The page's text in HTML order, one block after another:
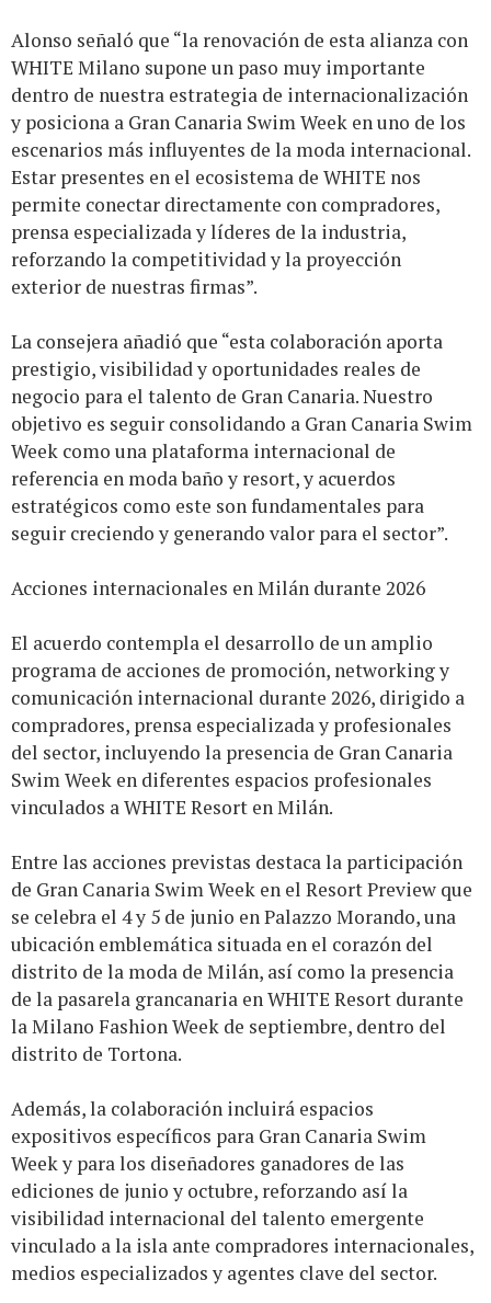
Alonso señaló que “la renovación de esta alianza con
WHITE Milano supone un paso muy importante
dentro de nuestra estrategia de internacionalización
y posiciona a Gran Canaria Swim Week en uno de los
escenarios más influyentes de la moda internacional.
Estar presentes en el ecosistema de WHITE nos
permite conectar directamente con compradores,
prensa especializada y líderes de la industria,
reforzando la competitividad y la proyección
exterior de nuestras firmas”.
La consejera añadió que “esta colaboración aporta
prestigio, visibilidad y oportunidades reales de
negocio para el talento de Gran Canaria. Nuestro
objetivo es seguir consolidando a Gran Canaria Swim
Week como una plataforma internacional de
referencia en moda baño y resort, y acuerdos
estratégicos como este son fundamentales para
seguir creciendo y generando valor para el sector”.
Acciones internacionales en Milán durante 2026
El acuerdo contempla el desarrollo de un amplio
programa de acciones de promoción, networking y
comunicación internacional durante 2026, dirigido a
compradores, prensa especializada y profesionales
del sector, incluyendo la presencia de Gran Canaria
Swim Week en diferentes espacios profesionales
vinculados a WHITE Resort en Milán.
Entre las acciones previstas destaca la participación
de Gran Canaria Swim Week en el Resort Preview que
se celebra el 4 y 5 de junio en Palazzo Morando, una
ubicación emblemática situada en el corazón del
distrito de la moda de Milán, así como la presencia
de la pasarela grancanaria en WHITE Resort durante
la Milano Fashion Week de septiembre, dentro del
distrito de Tortona.
Además, la colaboración incluirá espacios
expositivos específicos para Gran Canaria Swim
Week y para los diseñadores ganadores de las
ediciones de junio y octubre, reforzando así la
visibilidad internacional del talento emergente
vinculado a la isla ante compradores internacionales,
medios especializados y agentes clave del sector.